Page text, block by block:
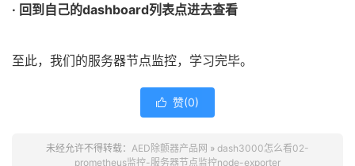
· 回到自己的dashboard列表点进去查看
至此，我们的服务器节点监控，学习完毕。
 赞(0)
未经允许不得转载： AED除颤器产品网 » dash3000怎么看02-
prometheus监控-服务器节点监控node-exporter